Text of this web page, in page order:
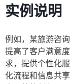
实例说明
例如，某旅游咨
提高了客户满意
求，提供个性化
化流程和信息共